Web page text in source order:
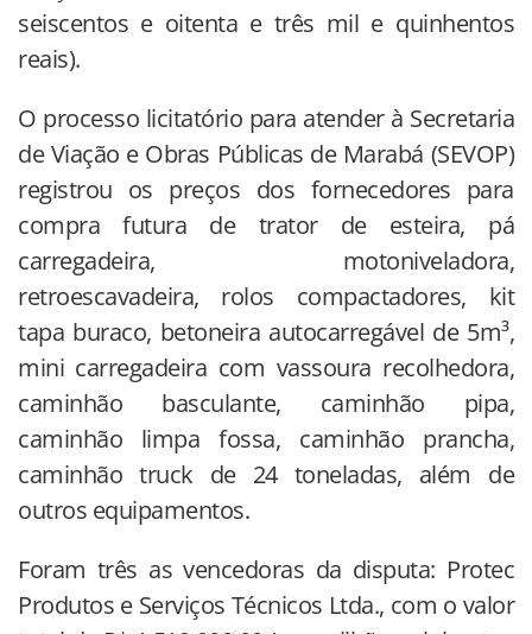
seiscentos e oitenta e três mil e quinhentos
reais).
O processo licitatório para atender à Secretaria
de Viação e Obras Públicas de Marabá (SEVOP)
registrou os preços dos fornecedores para
compra futura de trator de esteira, pá
carregadeira, motoniveladora,
retroescavadeira, rolos compactadores, kit
tapa buraco, betoneira autocarregável de 5m³,
mini carregadeira com vassoura recolhedora,
caminhão basculante, caminhão pipa,
caminhão limpa fossa, caminhão prancha,
caminhão truck de 24 toneladas, além de
outros equipamentos.
Foram três as vencedoras da disputa: Protec
Produtos e Serviços Técnicos Ltda., com o valor